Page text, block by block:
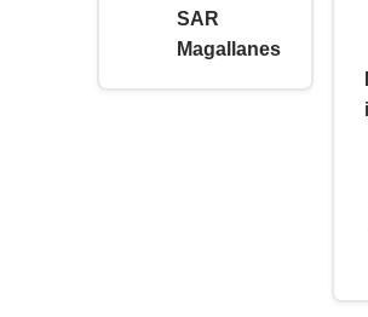
SAR
Magallanes